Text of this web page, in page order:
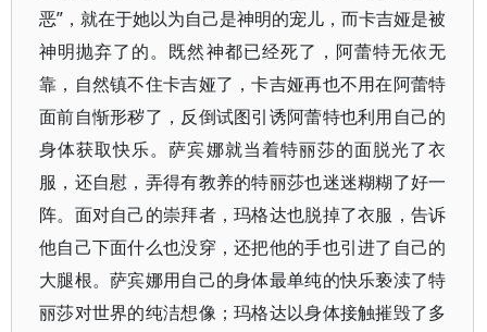
恶”，就在于她以为自己是神明的宠儿，而卡吉娅是被
神明抛弃了的。既然神都已经死了，阿蕾特无依无
靠，自然镇不住卡吉娅了，卡吉娅再也不用在阿蕾特
面前自惭形秽了，反倒试图引诱阿蕾特也利用自己的
身体获取快乐。萨宾娜就当着特丽莎的面脱光了衣
服，还自慰，弄得有教养的特丽莎也迷迷糊糊了好一
阵。面对自己的崇拜者，玛格达也脱掉了衣服，告诉
他自己下面什么也没穿，还把他的手也引进了自己的
大腿根。萨宾娜用自己的身体最单纯的快乐亵渎了特
丽莎对世界的纯洁想像；玛格达以身体接触摧毁了多